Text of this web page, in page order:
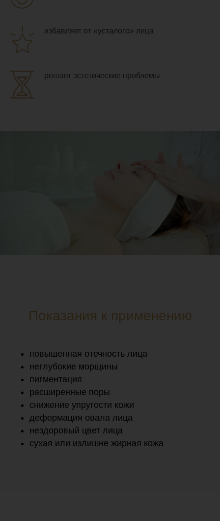
избавляет от «усталого» лица
решает эстетические проблемы
Показания к применению
повышенная отечность лица
неглубокие морщины
пигментация
расширенные поры
снижение упругости кожи
деформация овала лица
нездоровый цвет лица
сухая или излишне жирная кожа